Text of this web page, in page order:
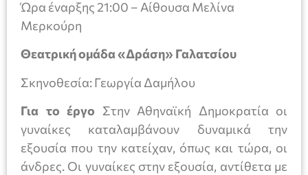
Ώρα έναρξης 21:00 – Αίθουσα Μελίνα
Μερκούρη
Θεατρική ομάδα «Δράση» Γαλατσίου
Σκηνοθεσία: Γεωργία Δαμήλου
Για το έργο Στην Αθηναϊκή Δημοκρατία οι
γυναίκες καταλαμβάνουν δυναμικά την
εξουσία που την κατείχαν, όπως και τώρα, οι
άνδρες. Οι γυναίκες στην εξουσία, αντίθετα με